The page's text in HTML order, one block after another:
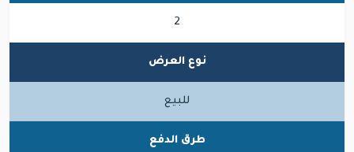
2
نوع العرض
للبيع
طرق الدفع